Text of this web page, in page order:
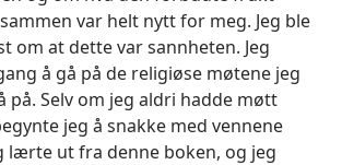
var helt nytt for meg. Jeg ble
om at dette var sannheten. Jeg
å gå på de religiøse møtene jeg
på. Selv om jeg aldri hadde møtt
jeg å snakke med vennene
lærte ut fra denne boken, og jeg